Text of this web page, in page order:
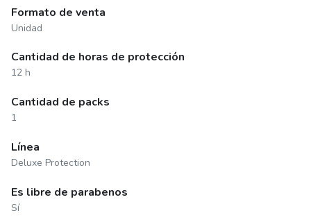
Formato de venta
Unidad
Cantidad de horas de protección
12 h
Cantidad de packs
1
Línea
Deluxe Protection
Es libre de parabenos
Sí